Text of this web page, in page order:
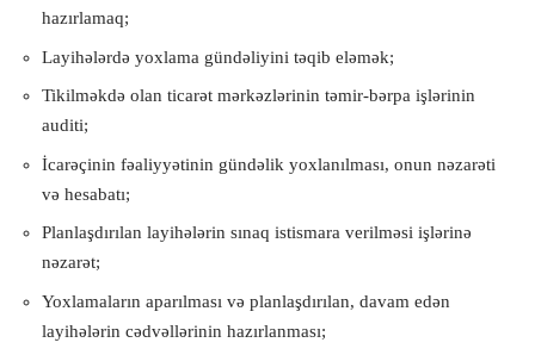
hazırlamaq;
Layihələrdə yoxlama gündəliyini təqib eləmək;
Tikilməkdə olan ticarət mərkəzlərinin təmir-bərpa işlərinin
auditi;
İcarəçinin fəaliyyətinin gündəlik yoxlanılması, onun nəzarəti
və hesabatı;
Planlaşdırılan layihələrin sınaq istismara verilməsi işlərinə
nəzarət;
Yoxlamaların aparılması və planlaşdırılan, davam edən
layihələrin cədvəllərinin hazırlanması;